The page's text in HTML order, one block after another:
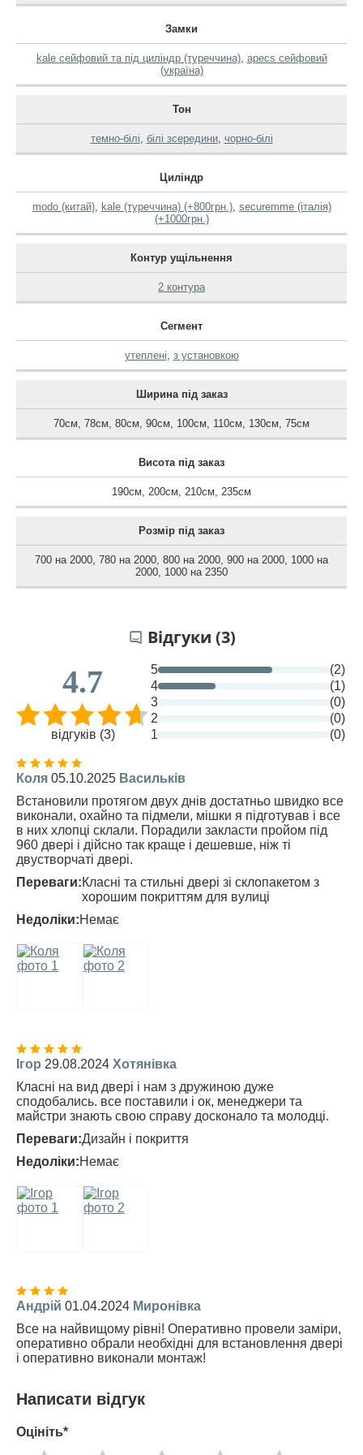
Замки
kale сейфовий та під циліндр (туреччина), apecs сейфовий
(україна)
Тон
темно-білі, білі зсередини, чорно-білі
Циліндр
modo (китай), kale (туреччина) (+800грн.), securemme (італія)
(+1000грн.)
Контур ущільнення
2 контура
Сегмент
утеплені, з установкою
Ширина під заказ
70см, 78см, 80см, 90см, 100см, 110см, 130см, 75см
Висота під заказ
190см, 200см, 210см, 235см
Розмір під заказ
700 на 2000, 780 на 2000, 800 на 2000, 900 на 2000, 1000 на
2000, 1000 на 2350
Відгуки (3)
4.7
відгуків (3)
5
(2)
4
(1)
3
(0)
2
(0)
1
(0)
Коля 05.10.2025 Васильків
Встановили протягом двух днів достатньо швидко все
виконали, охайно та підмели, мішки я підготував і все
в них хлопці склали. Порадили закласти пройом під
960 двері і дійсно так краще і дешевше, ніж ті
двустворчаті двері.
Переваги:Класні та стильні двері зі склопакетом з
хорошим покриттям для вулиці
Недоліки:Немає
Ігор 29.08.2024 Хотянівка
Класні на вид двері і нам з дружиною дуже
сподобались. все поставили і ок, менеджери та
майстри знають свою справу досконало та молодці.
Переваги:Дизайн і покриття
Недоліки:Немає
Андрій 01.04.2024 Миронівка
Все на найвищому рівні! Оперативно провели заміри,
оперативно обрали необхідні для встановлення двері
і оперативно виконали монтаж!
Написати відгук
Оцініть*